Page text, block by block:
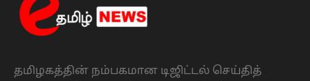
தமிழகத்தின் நம்பகமான டிஜிட்டல் செய்தித்